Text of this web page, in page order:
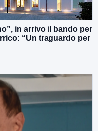
in arrivo il bando per
“Un traguardo per